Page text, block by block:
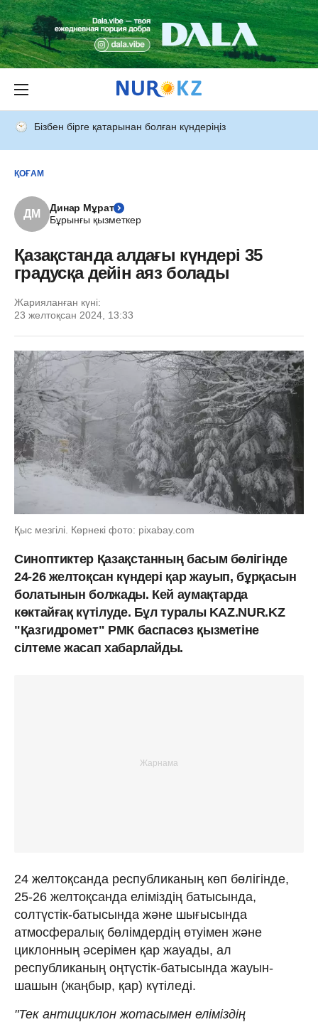
Бізбен бірге қатарынан болған күндеріңіз
ҚОҒАМ
ДМ
Динар Мұрат
Бұрынғы қызметкер
Қазақстанда алдағы күндері 35
градусқа дейін аяз болады
Жарияланған күні:
23 желтоқсан 2024, 13:33
Қыс мезгілі. Көрнекі фото: pixabay.com
Синоптиктер Қазақстанның басым бөлігінде
24-26 желтоқсан күндері қар жауып, бұрқасын
болатынын болжады. Кей аумақтарда
көктайғақ күтілуде. Бұл туралы KAZ.NUR.KZ
"Қазгидромет" РМК баспасөз қызметіне
сілтеме жасап хабарлайды.
24 желтоқсанда республиканың көп бөлігінде,
25-26 желтоқсанда еліміздің батысында,
солтүстік-батысында және шығысында
атмосфералық бөлімдердің өтуімен және
циклонның әсерімен қар жауады, ал
республиканың оңтүстік-батысында жауын-
шашын (жаңбыр, қар) күтіледі.
"Тек антициклон жотасымен еліміздің